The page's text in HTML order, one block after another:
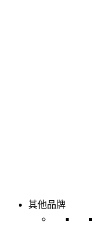
其他品牌